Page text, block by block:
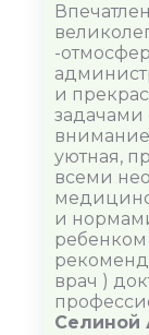
-
и
уютная,
всеми
и
врач )
Селиной